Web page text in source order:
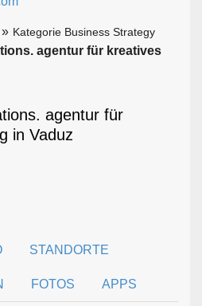
Kategorie Business Strategy
agentur für kreatives
agentur für
in Vaduz
STANDORTE
FOTOS APPS